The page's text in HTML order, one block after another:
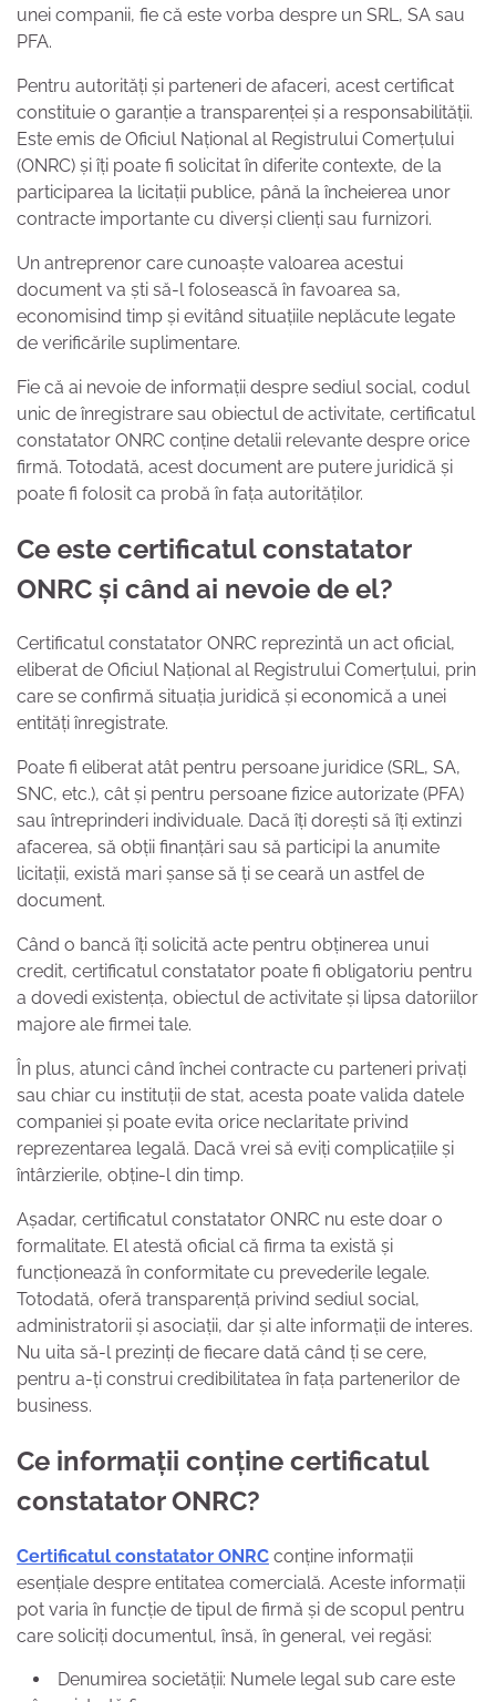
unei companii, fie că este vorba despre un SRL, SA sau
PFA.
Pentru autorități și parteneri de afaceri, acest certificat
constituie o garanție a transparenței și a responsabilității.
Este emis de Oficiul Național al Registrului Comerțului
(ONRC) și îți poate fi solicitat în diferite contexte, de la
participarea la licitații publice, până la încheierea unor
contracte importante cu diverși clienți sau furnizori.
Un antreprenor care cunoaște valoarea acestui
document va ști să-l folosească în favoarea sa,
economisind timp și evitând situațiile neplăcute legate
de verificările suplimentare.
Fie că ai nevoie de informații despre sediul social, codul
unic de înregistrare sau obiectul de activitate, certificatul
constatator ONRC conține detalii relevante despre orice
firmă. Totodată, acest document are putere juridică și
poate fi folosit ca probă în fața autorităților.
Ce este certificatul constatator
ONRC și când ai nevoie de el?
Certificatul constatator ONRC reprezintă un act oficial,
eliberat de Oficiul Național al Registrului Comerțului, prin
care se confirmă situația juridică și economică a unei
entități înregistrate.
Poate fi eliberat atât pentru persoane juridice (SRL, SA,
SNC, etc.), cât și pentru persoane fizice autorizate (PFA)
sau întreprinderi individuale. Dacă îți dorești să îți extinzi
afacerea, să obții finanțări sau să participi la anumite
licitații, există mari șanse să ți se ceară un astfel de
document.
Când o bancă îți solicită acte pentru obținerea unui
credit, certificatul constatator poate fi obligatoriu pentru
a dovedi existența, obiectul de activitate și lipsa datoriilor
majore ale firmei tale.
În plus, atunci când închei contracte cu parteneri privați
sau chiar cu instituții de stat, acesta poate valida datele
companiei și poate evita orice neclaritate privind
reprezentarea legală. Dacă vrei să eviți complicațiile și
întârzierile, obține-l din timp.
Așadar, certificatul constatator ONRC nu este doar o
formalitate. El atestă oficial că firma ta există și
funcționează în conformitate cu prevederile legale.
Totodată, oferă transparență privind sediul social,
administratorii și asociații, dar și alte informații de interes.
Nu uita să-l prezinți de fiecare dată când ți se cere,
pentru a-ți construi credibilitatea în fața partenerilor de
business.
Ce informații conține certificatul
constatator ONRC?
Certificatul constatator ONRC conține informații
esențiale despre entitatea comercială. Aceste informații
pot varia în funcție de tipul de firmă și de scopul pentru
care soliciți documentul, însă, în general, vei regăsi:
Denumirea societății: Numele legal sub care este